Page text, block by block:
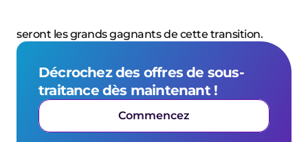
Décrochez des offres de sous-
traitance dès maintenant !
Commencez
seront les grands gagnants de cette transition.